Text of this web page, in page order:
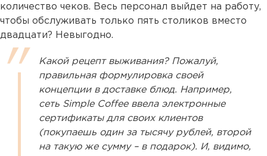
количество чеков. Весь персонал выйдет на работу,
чтобы обслуживать только пять столиков вместо
двадцати? Невыгодно.
Какой рецепт выживания? Пожалуй,
правильная формулировка своей
концепции в доставке блюд. Например,
сеть Simple Coffee ввела электронные
сертификаты для своих клиентов
(покупаешь один за тысячу рублей, второй
на такую же сумму – в подарок). И, видимо,